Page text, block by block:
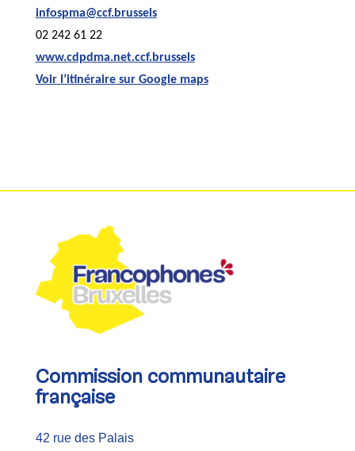
infospma@ccf.brussels
02 242 61 22
www.cdpdma.net.ccf.brussels
Voir l’itinéraire sur Google maps
Commission communautaire
française
42 rue des Palais